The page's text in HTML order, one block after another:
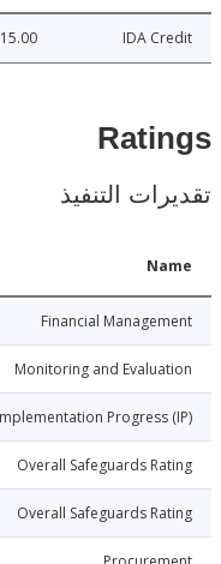
IDA
التنفيذ
Financial
Monitoring and
Overall Implementation
Overall Safeguards
Overall Safeguards